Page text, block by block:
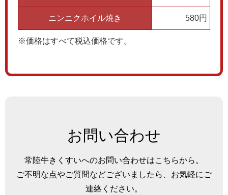
ニンニクホイル焼き 580円
※価格はすべて税込価格です。
お問い合わせ
常陸牛きくすいへのお問い合わせはこちらから。
ご不明な点やご質問などございましたら、お気軽にご
連絡ください。